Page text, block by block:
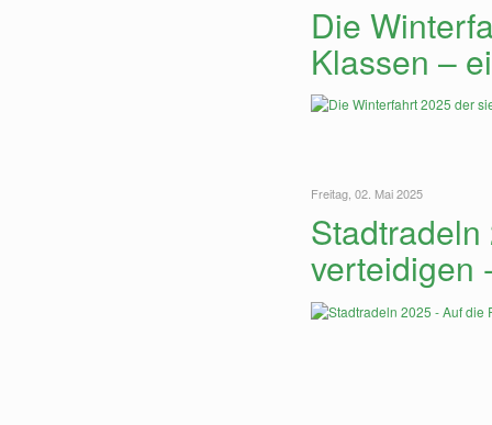
Die
Klassen –
Freitag, 02. Mai 2025
verteidigen